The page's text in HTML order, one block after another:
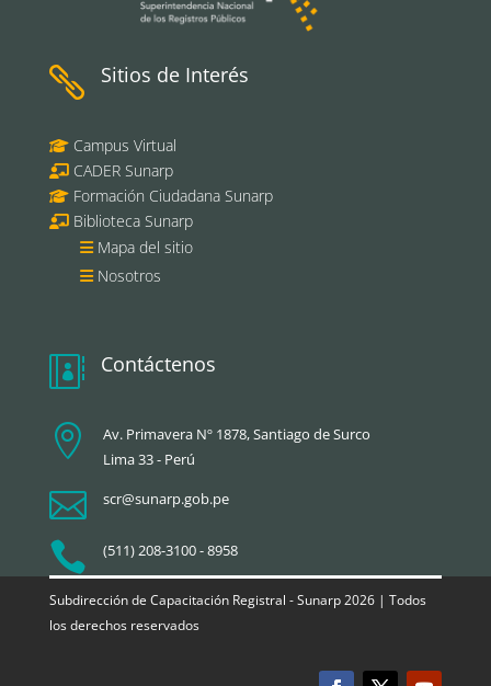
 Sitios de Interés
Campus Virtual
CADER Sunarp
Formación Ciudadana Sunarp
Biblioteca Sunarp
Mapa del sitio
Nosotros
 Contáctenos

Av. Primavera Nº 1878, Santiago de Surco
Lima 33 - Perú
 scr@sunarp.gob.pe
 (511) 208-3100 - 8958
Subdirección de Capacitación Registral - Sunarp 2026 | Todos
los derechos reservados